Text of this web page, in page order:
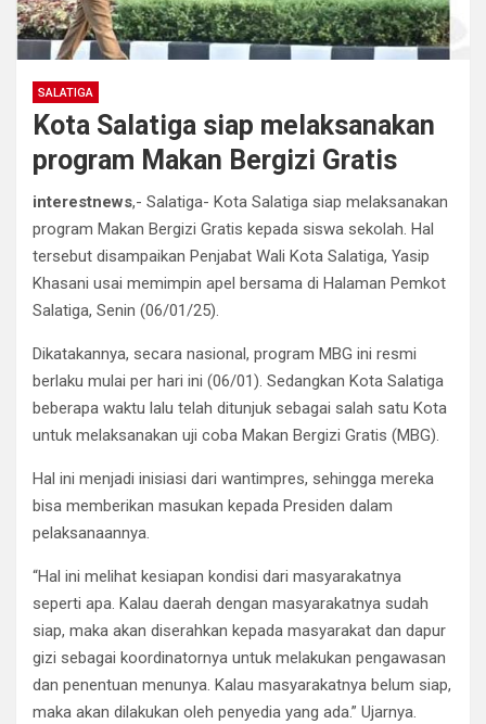
SALATIGA
Kota Salatiga siap melaksanakan
program Makan Bergizi Gratis
interestnews,- Salatiga- Kota Salatiga siap melaksanakan
program Makan Bergizi Gratis kepada siswa sekolah. Hal
tersebut disampaikan Penjabat Wali Kota Salatiga, Yasip
Khasani usai memimpin apel bersama di Halaman Pemkot
Salatiga, Senin (06/01/25).
Dikatakannya, secara nasional, program MBG ini resmi
berlaku mulai per hari ini (06/01). Sedangkan Kota Salatiga
beberapa waktu lalu telah ditunjuk sebagai salah satu Kota
untuk melaksanakan uji coba Makan Bergizi Gratis (MBG).
Hal ini menjadi inisiasi dari wantimpres, sehingga mereka
bisa memberikan masukan kepada Presiden dalam
pelaksanaannya.
“Hal ini melihat kesiapan kondisi dari masyarakatnya
seperti apa. Kalau daerah dengan masyarakatnya sudah
siap, maka akan diserahkan kepada masyarakat dan dapur
gizi sebagai koordinatornya untuk melakukan pengawasan
dan penentuan menunya. Kalau masyarakatnya belum siap,
maka akan dilakukan oleh penyedia yang ada.” Ujarnya.